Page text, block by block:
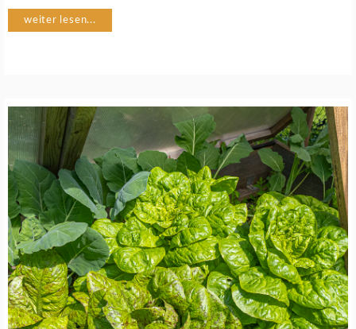
R
D
B
I
E
N
E
N
S
C
H
U
T
weiter lesen...